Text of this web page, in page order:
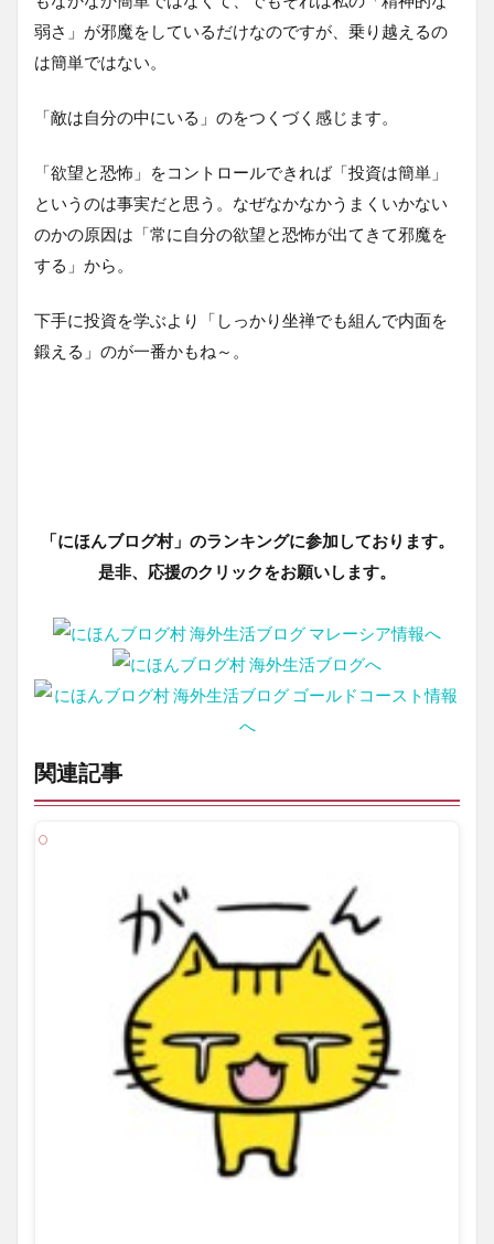
弱さ」が邪魔をしているだけなのですが、乗り越えるの
は簡単ではない。
「敵は自分の中にいる」のをつくづく感じます。
「欲望と恐怖」をコントロールできれば「投資は簡単」
というのは事実だと思う。なぜなかなかうまくいかない
のかの原因は「常に自分の欲望と恐怖が出てきて邪魔を
する」から。
下手に投資を学ぶより「しっかり坐禅でも組んで内面を
鍛える」のが一番かもね～。
「にほんブログ村」のランキングに参加しております。
是非、応援のクリックをお願いします。
関連記事